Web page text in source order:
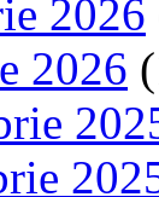
2026
2026